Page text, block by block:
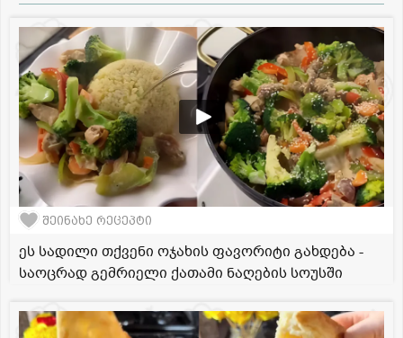
შეინახე რეცეპტი
ეს სადილი თქვენი ოჯახის ფავორიტი გახდება -
საოცრად გემრიელი ქათამი ნაღების სოუსში